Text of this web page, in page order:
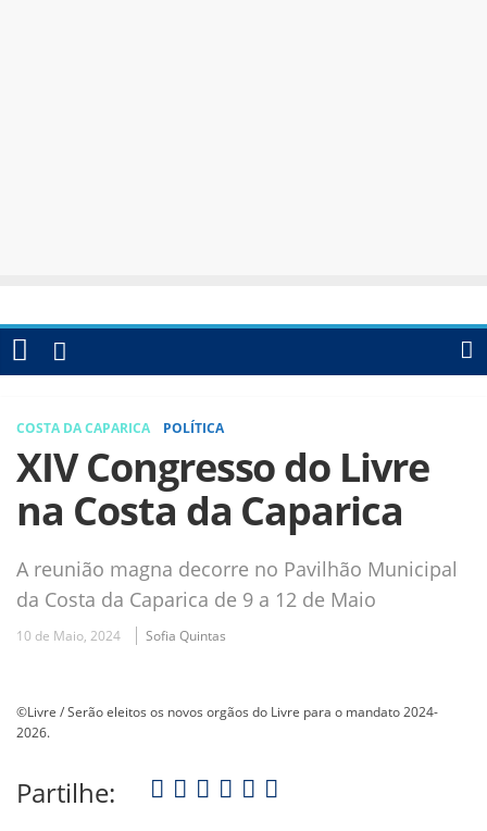
COSTA DA CAPARICA POLÍTICA
XIV Congresso do Livre
na Costa da Caparica
A reunião magna decorre no Pavilhão Municipal
da Costa da Caparica de 9 a 12 de Maio
10 de Maio, 2024 Sofia Quintas
©Livre / Serão eleitos os novos orgãos do Livre para o mandato 2024-
2026.
Partilhe: